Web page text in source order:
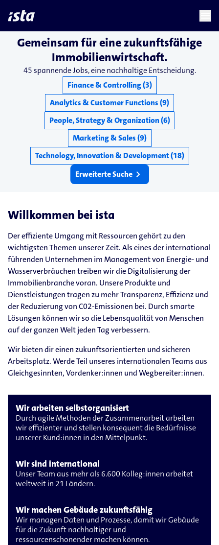
languagechevron_right
Gemeinsam für eine zukunftsfähige
Immobilienwirtschaft.
45 spannende Jobs, eine nachhaltige Entscheidung.
Finance & Controlling (3)
Analytics & Customer Functions (9)
People, Strategy & Organization (6)
Marketing & Sales (9)
Technology, Innovation & Development (18)
Erweiterte Suchechevron_right
Willkommen bei ista
Der effiziente Umgang mit Ressourcen gehört zu den
wichtigsten Themen unserer Zeit. Als eines der international
führenden Unternehmen im Management von Energie- und
Wasserverbräuchen treiben wir die Digitalisierung der
Immobilienbranche voran. Unsere Produkte und
Dienstleistungen tragen zu mehr Transparenz, Effizienz und
der Reduzierung von C02-Emissionen bei. Durch smarte
Lösungen können wir so die Lebensqualität von Menschen
auf der ganzen Welt jeden Tag verbessern.
Wir bieten dir einen zukunftsorientierten und sicheren
Arbeitsplatz. Werde Teil unseres internationalen Teams aus
Gleichgesinnten, Vordenker:innen und Wegbereiter:innen.
Wir arbeiten selbstorganisiert
Durch agile Methoden der Zusammenarbeit arbeiten
wir effizienter und stellen konsequent die Bedürfnisse
unserer Kund:innen in den Mittelpunkt.
Wir sind international
Unser Team aus mehr als 6.600 Kolleg:innen arbeitet
weltweit in 21 Ländern.
Wir machen Gebäude zukunftsfähig
Wir managen Daten und Prozesse, damit wir Gebäude
für die Zukunft nachhaltiger und
ressourcenschonender machen können.